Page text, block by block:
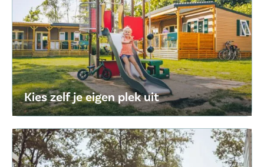
Kies zelf je eigen plek uit